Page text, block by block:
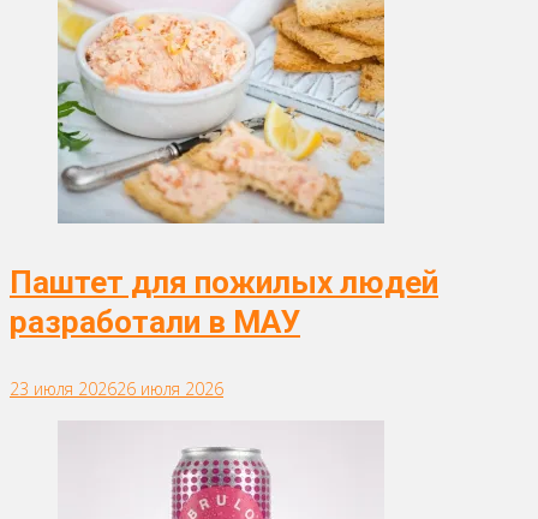
Паштет для пожилых людей
разработали в МАУ
23 июля 202626 июля 2026